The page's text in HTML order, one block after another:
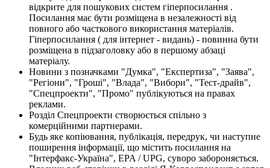
відкрите для пошукових систем гіперпосилання .
Посилання має бути розміщена в незалежності від
повного або часткового використання матеріалів.
Гіперпосилання ( для інтернет - видань) - повинна бути
розміщена в підзаголовку або в першому абзаці
матеріалу.
Новини з позначками "Думка", "Експертиза", "Заява",
"Регіони", "Гроші", "Влада", "Вибори", "Тест-драйв",
"Спецпроекти", "Промо" публікуються на правах
реклами.
Розділ Спецпроекти створюється спільно з
комерційними партнерами.
Будь яке копіювання, публікація, передрук, чи наступне
поширення інформації, що містить посилання на
"Інтерфакс-Україна", EPA / UPG, суворо забороняється.